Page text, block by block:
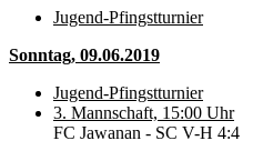
Jugend-Pfingstturnier
Sonntag, 09.06.2019
Jugend-Pfingstturnier
3. Mannschaft, 15:00 Uhr
FC Jawanan - SC V-H 4:4